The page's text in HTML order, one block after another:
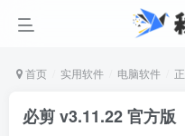
首页 实用软件 电脑软件
必剪 v3.11.22 官方版